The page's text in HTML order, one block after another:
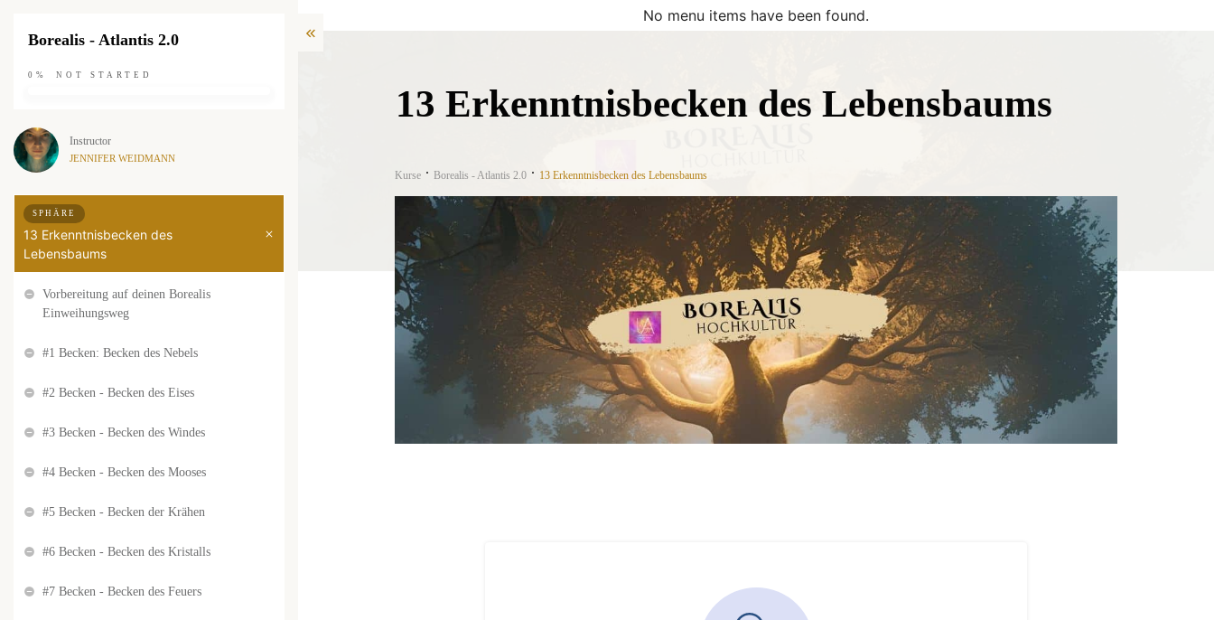
No menu items have been found.
13 Erkenntnisbecken des Lebensbaums
Kurse Borealis - Atlantis 2.0 13 Erkenntnisbecken des Lebensbaums
Borealis - Atlantis 2.0
0% NOT STARTED
Instructor
JENNIFER WEIDMANN
SPHÄRE
13 Erkenntnisbecken des
Lebensbaums
Vorbereitung auf deinen Borealis
Einweihungsweg
#1 Becken: Becken des Nebels
#2 Becken - Becken des Eises
#3 Becken - Becken des Windes
#4 Becken - Becken des Mooses
#5 Becken - Becken der Krähen
#6 Becken - Becken des Kristalls
#7 Becken - Becken des Feuers